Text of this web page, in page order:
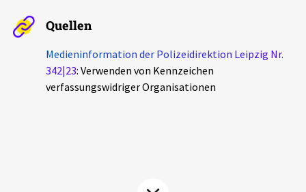
Podcasts
Unterstützer_innen
Spenden
chronik.LE in der Presse
Quellen
Medieninformation der Polizeidirektion Leipzig Nr.
342|23: Verwenden von Kennzeichen
verfassungswidriger Organisationen